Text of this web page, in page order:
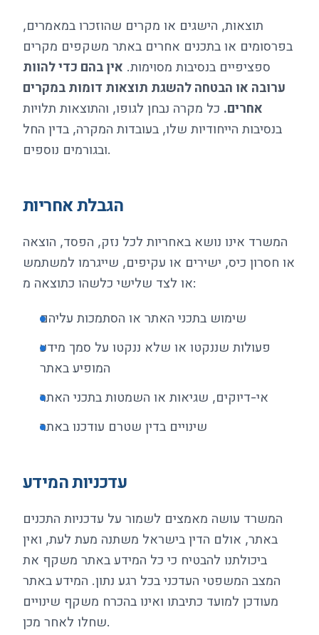
תוצאות, הישגים או מקרים שהוזכרו במאמרים,
בפרסומים או בתכנים אחרים באתר משקפים מקרים
ספציפיים בנסיבות מסוימות. אין בהם כדי להוות
ערובה או הבטחה להשגת תוצאות דומות במקרים
אחרים. כל מקרה נבחן לגופו, והתוצאות תלויות
בנסיבות הייחודיות שלו, בעובדות המקרה, בדין החל
ובגורמים נוספים.
הגבלת אחריות
המשרד אינו נושא באחריות לכל נזק, הפסד, הוצאה
או חסרון כיס, ישירים או עקיפים, שייגרמו למשתמש
או לצד שלישי כלשהו כתוצאה מ:
שימוש בתכני האתר או הסתמכות עליהם
פעולות שננקטו או שלא ננקטו על סמך מידע
המופיע באתר
אי-דיוקים, שגיאות או השמטות בתכני האתר
שינויים בדין שטרם עודכנו באתר
עדכניות המידע
המשרד עושה מאמצים לשמור על עדכניות התכנים
באתר, אולם הדין בישראל משתנה מעת לעת, ואין
ביכולתנו להבטיח כי כל המידע באתר משקף את
המצב המשפטי העדכני בכל רגע נתון. המידע באתר
מעודכן למועד כתיבתו ואינו בהכרח משקף שינויים
שחלו לאחר מכן.